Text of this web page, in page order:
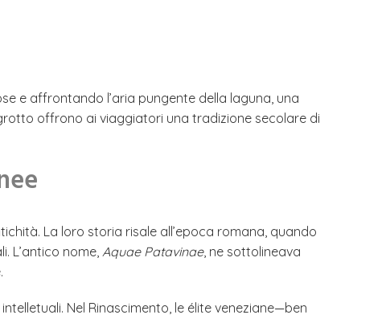
e affrontando l’aria pungente della laguna, una
offrono ai viaggiatori una tradizione secolare di
La loro storia risale all’epoca romana, quando
L’antico nome, Aquae Patavinae, ne sottolineava
Nel Rinascimento, le élite veneziane—ben